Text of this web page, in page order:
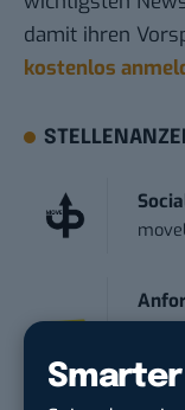
Smarter
damit ihren
kostenlos